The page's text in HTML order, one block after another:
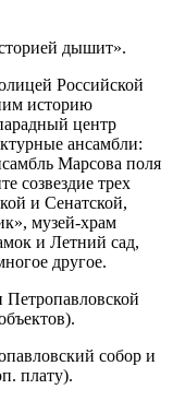
дышит».
Российской
историю
центр
ансамбли:
Марсова поля
созвездие трех
и Сенатской,
музей-храм
и Летний сад,
другое.
Петропавловской
собор и
плату).